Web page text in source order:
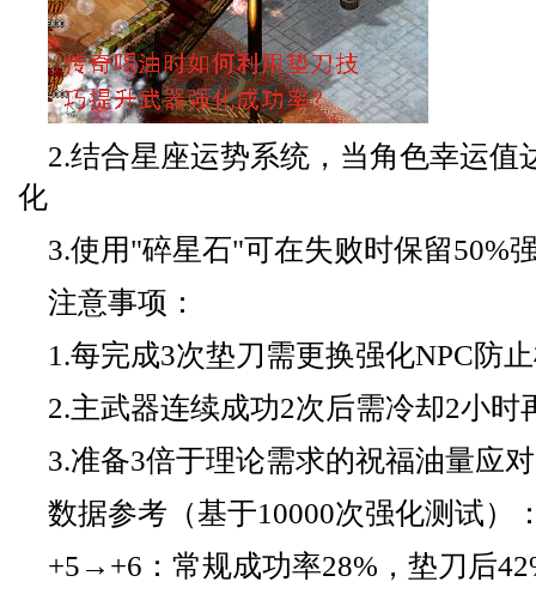
2.结合星座运势系统，当角色幸运值
化
3.使用"碎星石"可在失败时保留50%
注意事项：
1.每完成3次垫刀需更换强化NPC防
2.主武器连续成功2次后需冷却2小时
3.准备3倍于理论需求的祝福油量应
数据参考（基于10000次强化测试）
+5→+6：常规成功率28%，垫刀后